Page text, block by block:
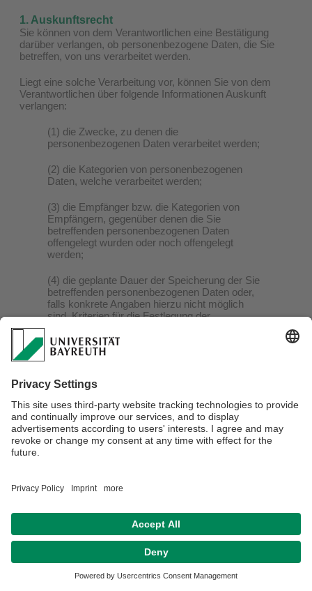
1. Auskunftsrecht
Sie können von dem Verantwortlichen eine Bestätigung
darüber verlangen, ob personenbezogene Daten, die Sie
betreffen, von uns verarbeitet werden.
Liegt eine solche Verarbeitung vor, können Sie von dem
Verantwortlichen über folgende Informationen Auskunft
verlangen:
(1) die Zwecke, zu denen die
personenbezogenen Daten verarbeitet werden;
(2) die Kategorien von personenbezogenen
Daten, welche verarbeitet werden;
(3) die Empfänger bzw. die Kategorien von
Empfängern, gegenüber denen die Sie
betreffenden personenbezogenen Daten
offengelegt wurden oder noch offengelegt
werden;
(4) die geplante Dauer der Speicherung der Sie
betreffenden personenbezogenen Daten oder,
falls konkrete Angaben hierzu nicht möglich
sind, Kriterien für die Festlegung der
(5) das Bestehen eines Rechts auf Berichtigung
personenbezogenen Daten, eines Rechts auf
Einschränkung der Verarbeitung durch den
Verantwortlichen oder eines
Widerspruchsrechts gegen diese Verarbeitung;
(6) das Bestehen eines Beschwerderechts bei
Herkunft der Daten, wenn die
betroffenen Person erhoben werden;
(8) das Bestehen einer automatisierten
Entscheidungsfindung einschließlich Profiling
gemäß Art. 22 Abs. 1 und 4 DSGVO und –
zumindest in diesen Fällen – aussagekräftige